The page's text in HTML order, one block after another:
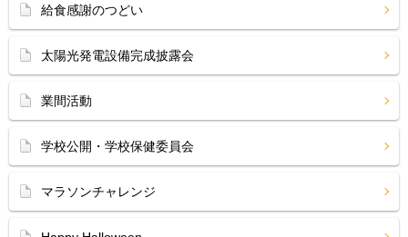
給食感謝のつどい
太陽光発電設備完成披露会
業間活動
学校公開・学校保健委員会
マラソンチャレンジ